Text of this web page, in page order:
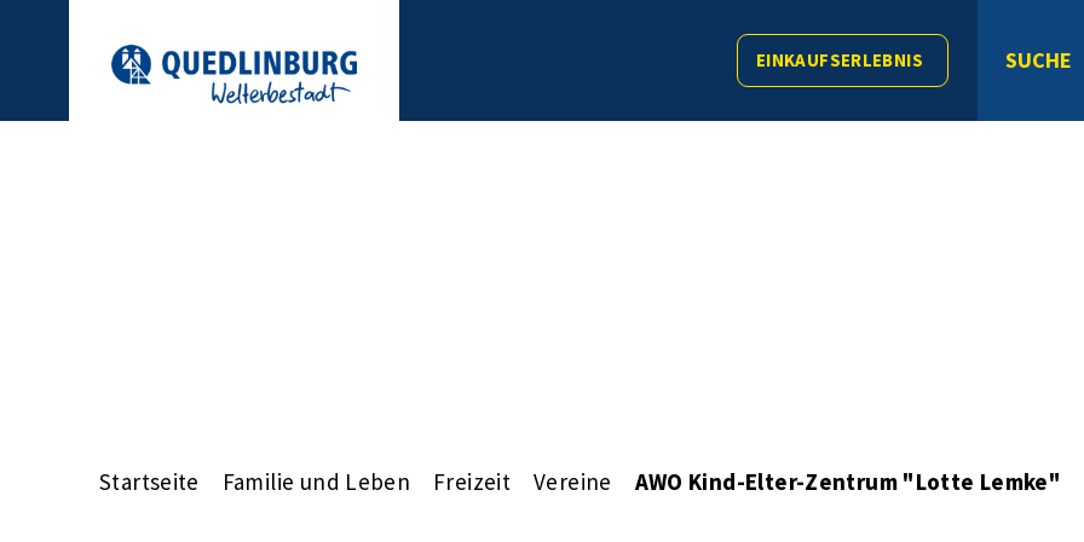
EINKAUFSERLEBNIS SUCHE
Startseite Familie und Leben Freizeit Vereine AWO Kind-Elter-Zentrum "Lotte Lemke"